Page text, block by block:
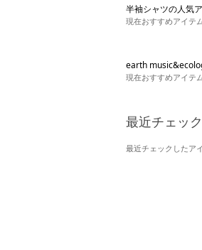
半袖シャツの人気
現在おすすめアイテ
earth
現在おすすめアイテ
最近チェッ
最近チェックしたア